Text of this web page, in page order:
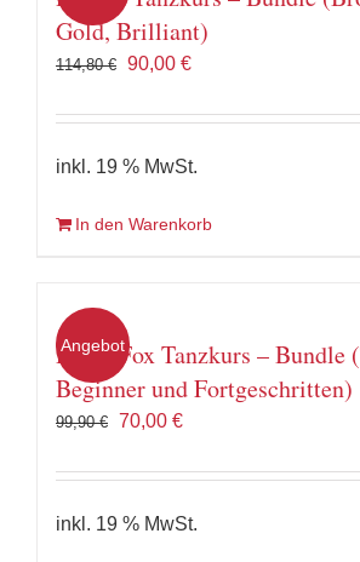
Gold, Brilliant)
114,80€ Ursprünglicher
war:
90,00 €Aktueller
ist:
inkl. 19 % MwSt.
In den Warenkorb
Angebot
Disco Fox Tanzkurs – Bundle
Beginner und Fortgeschritten)
99,90€ Ursprünglicher
war:
70,00 €Aktueller
ist:
inkl. 19 % MwSt.